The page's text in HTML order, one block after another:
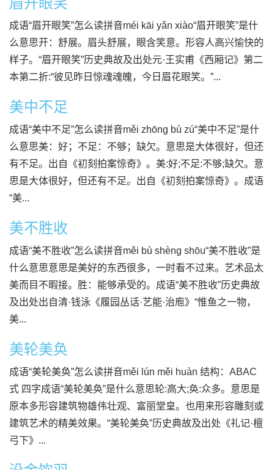
成语“眉开眼笑”怎么读拼音méi kāi yǎn xiào“眉开眼笑”是什
么意思开：舒展。眉头舒展，眼含笑意。形容人高兴愉快的
样子。“眉开眼笑”历史典故及出处元·王实甫《西厢记》第二
本第二折:“彼见昨日惊魂魂魄，今日眉花眼笑。”...
美中不足
成语“美中不足”怎么读拼音měi zhōng bù zú“美中不足”是什
么意思美：好；不足：不够；缺欠。意思是大体很好，但还
有不足。出自《初刻拍案惊奇》。美:好;不足:不够;缺欠。意
思是大体很好，但还有不足。出自《初刻拍案惊奇》。成语
“美...
美不胜收
成语“美不胜收”怎么读拼音měi bù shèng shōu“美不胜收”是
什么意思意思是美好的东西很多，一时看不过来。艺术品太
美而目不暇接。胜：能够承受的。成语“美不胜收”历史典故
及出处出自清·钱泳《履园丛话·艺能·治庖》“惟鱼之一物，
美...
美轮美奂
成语“美轮美奂”怎么读拼音měi lún měi huàn 结构：ABAC
式 四字成语“美轮美奂”是什么意思轮:高大;奂:众多。意思是
原本多形容建筑物雄伟壮观、富丽堂皇。也用来形容雕刻或
建筑艺术的精美效果。“美轮美奂”历史典故及出处《礼记·檀
弓下》...